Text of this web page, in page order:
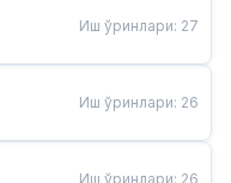
Иш ўринлари: 27
Иш ўринлари: 26
Иш ўринлари: 26